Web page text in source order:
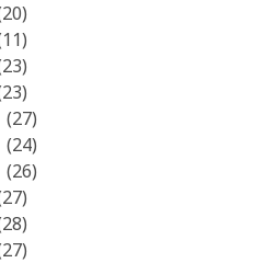
(27)
(24)
(26)